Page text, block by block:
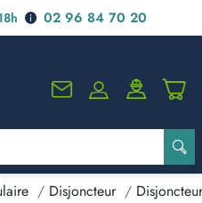
02 96 84 70 20
Disjoncteur